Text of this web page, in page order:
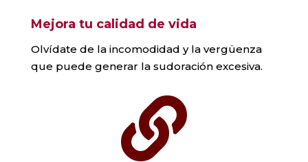
Mejora tu calidad de vida
Olvídate de la incomodidad y la vergüenza
que puede generar la sudoración excesiva.
